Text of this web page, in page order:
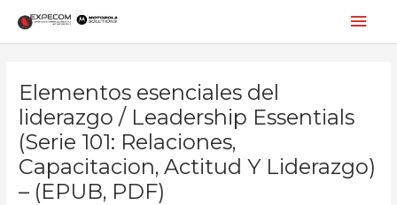
content
Elementos esenciales del
liderazgo / Leadership Essentials
(Serie 101: Relaciones,
Capacitacion, Actitud Y Liderazgo)
– (EPUB, PDF)